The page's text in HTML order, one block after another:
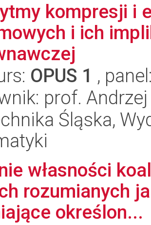
kompresji i
i ich
OPUS 1 ,
prof.
Śląska,
własności
rozumianych
określon...